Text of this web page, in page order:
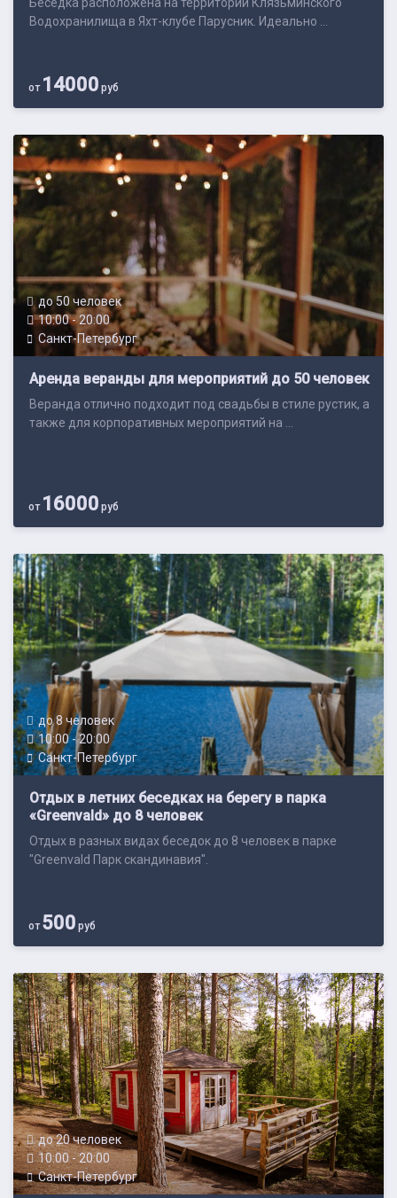
Водохранилища в Яхт-клубе Парусник. Идеально ...
от 14000 руб
до 50 человек
10:00 - 20:00
Санкт-Петербург
Аренда веранды для мероприятий до 50 человек
Веранда отлично подходит под свадьбы в стиле рустик, а
также для корпоративных мероприятий на ...
от 16000 руб
до 8 человек
10:00 - 20:00
Санкт-Петербург
Отдых в летних беседках на берегу в парка
«Greenvald» до 8 человек
Отдых в разных видах беседок до 8 человек в парке
"Greenvald Парк скандинавия".
от500 руб
до 20 человек
10:00 - 20:00
Санкт-Петербург